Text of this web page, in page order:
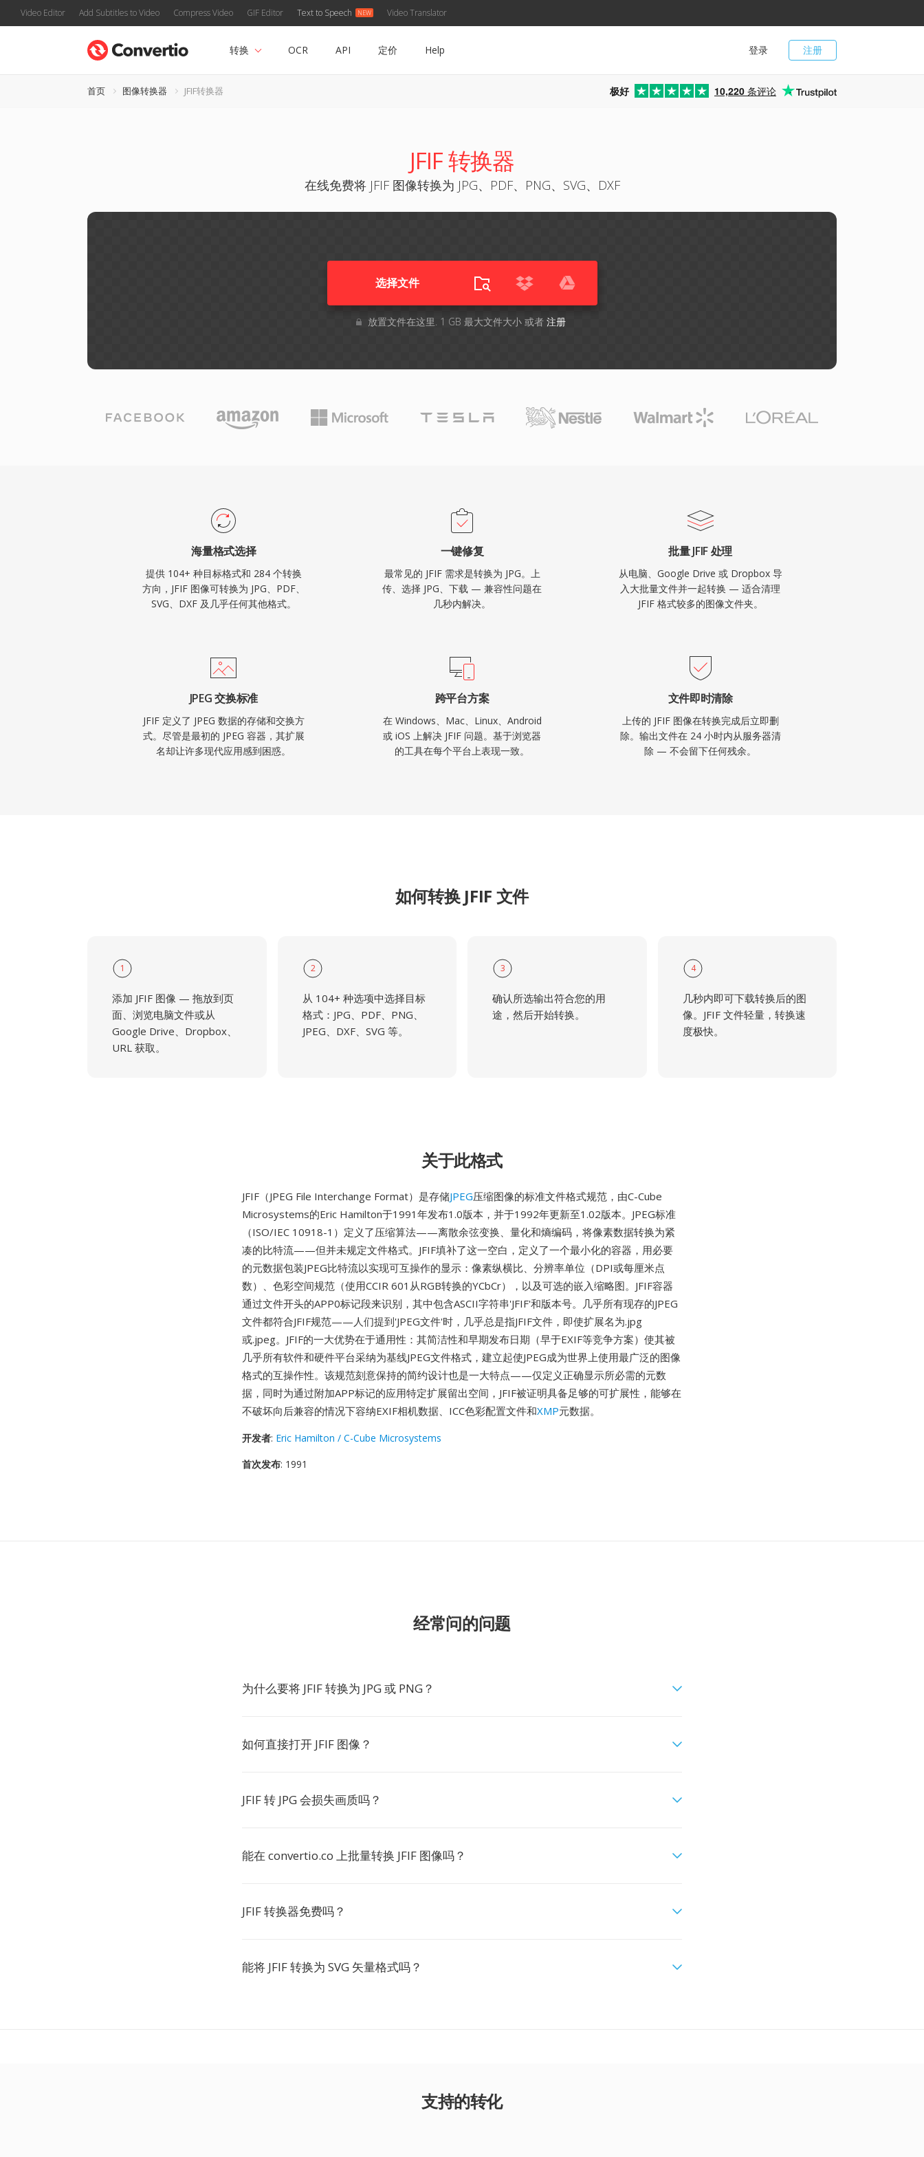
Video Editor Add Subtitles to Video Compress Video GIF Editor Text to Speech Video Translator
注册
登录
转换 OCR API 定价 Help
首页 图像转换器 JFIF转换器 极好 10,220 条评论
JFIF 转换器
在线免费将 JFIF 图像转换为 JPG、PDF、PNG、SVG、DXF
选择文件
放置文件在这里. 1 GB 最大文件大小 或者 注册
海量格式选择
提供 104+ 种目标格式和 284 个转换
方向，JFIF 图像可转换为 JPG、PDF、
SVG、DXF 及几乎任何其他格式。
一键修复
最常见的 JFIF 需求是转换为 JPG。上
传、选择 JPG、下载 — 兼容性问题在
几秒内解决。
批量 JFIF 处理
从电脑、Google Drive 或 Dropbox 导
入大批量文件并一起转换 — 适合清理
JFIF 格式较多的图像文件夹。
JPEG 交换标准
JFIF 定义了 JPEG 数据的存储和交换方
式。尽管是最初的 JPEG 容器，其扩展
名却让许多现代应用感到困惑。
跨平台方案
在 Windows、Mac、Linux、Android
或 iOS 上解决 JFIF 问题。基于浏览器
的工具在每个平台上表现一致。
文件即时清除
上传的 JFIF 图像在转换完成后立即删
除。输出文件在 24 小时内从服务器清
除 — 不会留下任何残余。
如何转换 JFIF 文件
1
添加 JFIF 图像 — 拖放到页
面、浏览电脑文件或从
Google Drive、Dropbox、
URL 获取。
2
从 104+ 种选项中选择目标
格式：JPG、PDF、PNG、
JPEG、DXF、SVG 等。
3
确认所选输出符合您的用
途，然后开始转换。
4
几秒内即可下载转换后的图
像。JFIF 文件轻量，转换速
度极快。
关于此格式
JFIF（JPEG File Interchange Format）是存储JPEG压缩图像的标准文件格式规范，由C-Cube
Microsystems的Eric Hamilton于1991年发布1.0版本，并于1992年更新至1.02版本。JPEG标准
（ISO/IEC 10918-1）定义了压缩算法——离散余弦变换、量化和熵编码，将像素数据转换为紧
凑的比特流——但并未规定文件格式。JFIF填补了这一空白，定义了一个最小化的容器，用必要
的元数据包装JPEG比特流以实现可互操作的显示：像素纵横比、分辨率单位（DPI或每厘米点
数）、色彩空间规范（使用CCIR 601从RGB转换的YCbCr），以及可选的嵌入缩略图。JFIF容器
通过文件开头的APP0标记段来识别，其中包含ASCII字符串'JFIF'和版本号。几乎所有现存的JPEG
文件都符合JFIF规范——人们提到'JPEG文件'时，几乎总是指JFIF文件，即使扩展名为.jpg
或.jpeg。JFIF的一大优势在于通用性：其简洁性和早期发布日期（早于EXIF等竞争方案）使其被
几乎所有软件和硬件平台采纳为基线JPEG文件格式，建立起使JPEG成为世界上使用最广泛的图像
格式的互操作性。该规范刻意保持的简约设计也是一大特点——仅定义正确显示所必需的元数
据，同时为通过附加APP标记的应用特定扩展留出空间，JFIF被证明具备足够的可扩展性，能够在
不破坏向后兼容的情况下容纳EXIF相机数据、ICC色彩配置文件和XMP元数据。
开发者: Eric Hamilton / C-Cube Microsystems
首次发布: 1991
经常问的问题
为什么要将 JFIF 转换为 JPG 或 PNG？
如何直接打开 JFIF 图像？
JFIF 转 JPG 会损失画质吗？
能在 convertio.co 上批量转换 JFIF 图像吗？
JFIF 转换器免费吗？
能将 JFIF 转换为 SVG 矢量格式吗？
支持的转化